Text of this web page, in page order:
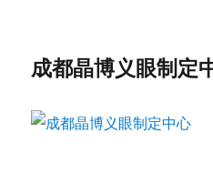
成都晶博义眼制定